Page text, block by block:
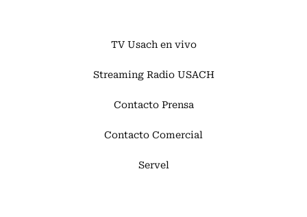
TV Usach en vivo
Streaming Radio USACH
Contacto Prensa
Contacto Comercial
Servel